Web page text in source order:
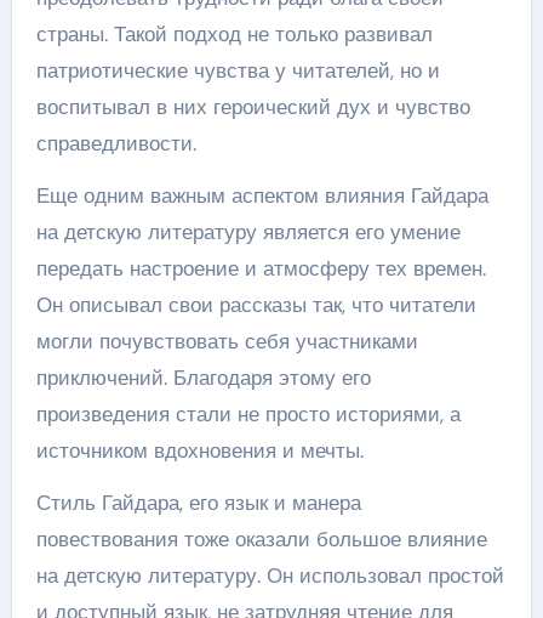
страны. Такой подход не только развивал
патриотические чувства у читателей, но и
воспитывал в них героический дух и чувство
справедливости.
Еще одним важным аспектом влияния Гайдара
на детскую литературу является его умение
передать настроение и атмосферу тех времен.
Он описывал свои рассказы так, что читатели
могли почувствовать себя участниками
приключений. Благодаря этому его
произведения стали не просто историями, а
источником вдохновения и мечты.
Стиль Гайдара, его язык и манера
повествования тоже оказали большое влияние
на детскую литературу. Он использовал простой
и доступный язык, не затрудняя чтение для